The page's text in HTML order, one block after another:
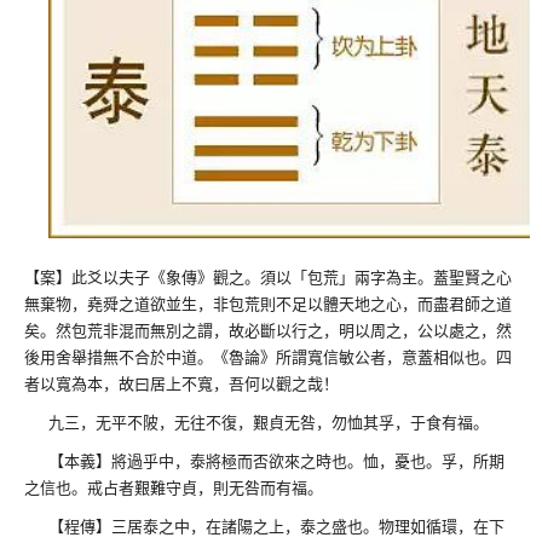
【案】此爻以夫子《象傳》觀之。須以「包荒」兩字為主。蓋聖賢之心
無棄物，堯舜之道欲並生，非包荒則不足以體天地之心，而盡君師之道
矣。然包荒非混而無別之謂，故必斷以行之，明以周之，公以處之，然
後用舍舉措無不合於中道。《魯論》所謂寬信敏公者，意蓋相似也。四
者以寬為本，故曰居上不寬，吾何以觀之哉！
九三，无平不陂，无往不復，艱貞无咎，勿恤其孚，于食有福。
【本義】將過乎中，泰將極而否欲來之時也。恤，憂也。孚，所期
之信也。戒占者艱難守貞，則无咎而有福。
【程傳】三居泰之中，在諸陽之上，泰之盛也。物理如循環，在下